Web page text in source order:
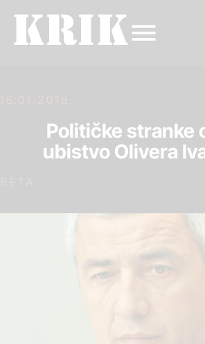
16.01.2018.
Političke stranke
ubistvo Olivera